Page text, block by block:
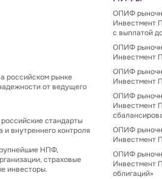
российском рынке
от ведущего
стандарты
внутреннего контроля
НПФ,
страховые
инвесторы.
ОПИФ
Инвестмент
с выплатой
ОПИФ
Инвестмент
ОПИФ
Инвестмент
ОПИФ
Инвестмент
ОПИФ
Инвестмент
ОПИФ
Инвестмент
облигаций»